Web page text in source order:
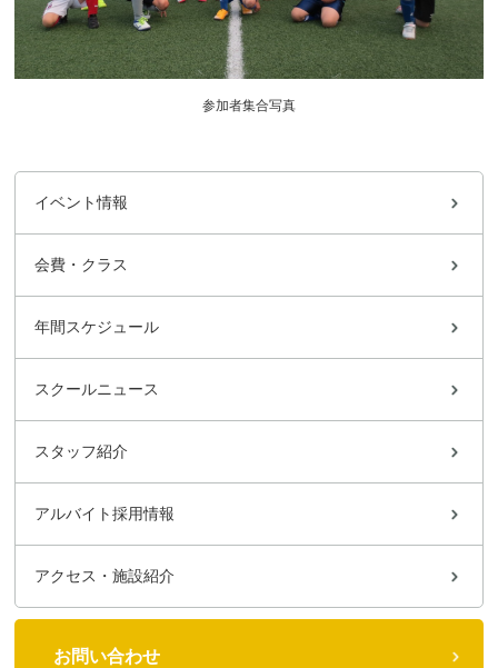
参加者集合写真
イベント情報
会費・クラス
年間スケジュール
スクールニュース
スタッフ紹介
アルバイト採用情報
アクセス・施設紹介
お問い合わせ